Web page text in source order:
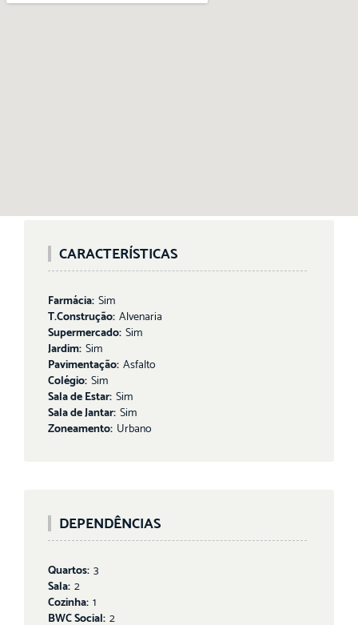
CARACTERÍSTICAS
Farmácia: Sim
T.Construção: Alvenaria
Supermercado: Sim
Jardim: Sim
Pavimentação: Asfalto
Colégio: Sim
Sala de Estar: Sim
Sala de Jantar: Sim
Zoneamento: Urbano
DEPENDÊNCIAS
Quartos: 3
Sala: 2
Cozinha: 1
BWC Social: 2